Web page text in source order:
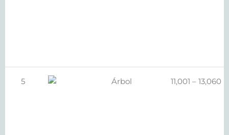
5 Árbol 11,001 – 13,060